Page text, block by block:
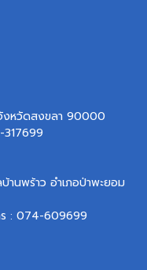
งหวัดสงขลา 90000
านพร้าว อำเภอป่าพะยอม
ร : 074-609699